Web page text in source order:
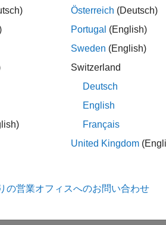
トを使用して定義される定数は、ロ
維持します。スコープごとに定数の
混乱が生じる可能性があります。変数
す。
constexprはコンパイル時定数
ンクルードまたはインクルード ガ
イン関数、
constオブジェクトまた
®
はインク
ード ガードの外で使用されている。
Österreich (Deutsch)
Portugal (English)
Sweden (English)
Switzerland
Deutsch
English
Français
United Kingdom
の営業オフィスへのお問い合わせ